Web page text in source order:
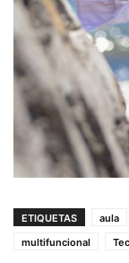
ETIQUETAS aula
multifuncional